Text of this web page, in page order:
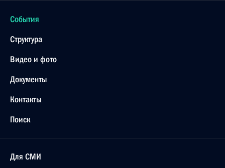
События
Структура
Видео и фото
Документы
Контакты
Поиск
Для СМИ